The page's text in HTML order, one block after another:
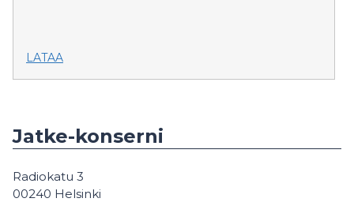
LATAA
Jatke-konserni
Radiokatu 3
00240 Helsinki